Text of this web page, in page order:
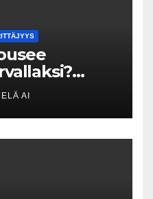
lataa
🚀
AI